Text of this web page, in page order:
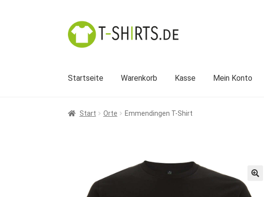
Zur
Navigation
springen
Zum
Inhalt
springen
Startseite Warenkorb Kasse Mein Konto
Start Orte Emmendingen T-Shirt